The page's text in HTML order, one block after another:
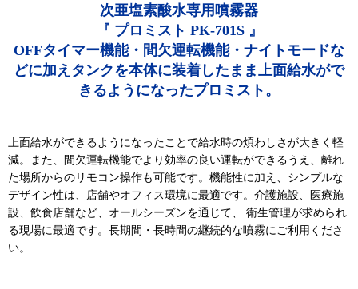
次亜塩素酸水専用噴霧器
『 プロミスト PK-701S 』
OFFタイマー機能・間欠運転機能・ナイトモードな
どに加えタンクを本体に装着したまま上面給水がで
きるようになったプロミスト。
上面給水ができるようになったことで給水時の煩わしさが大きく軽
減。また、間欠運転機能でより効率の良い運転ができるうえ、離れ
た場所からのリモコン操作も可能です。機能性に加え、シンプルな
デザイン性は、店舗やオフィス環境に最適です。介護施設、医療施
設、飲食店舗など、オールシーズンを通じて、 衛生管理が求められ
る現場に最適です。長期間・長時間の継続的な噴霧にご利用くださ
い。